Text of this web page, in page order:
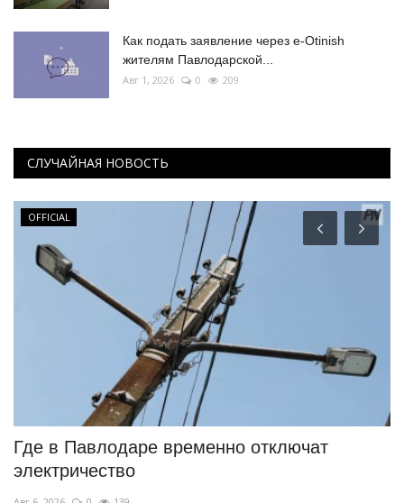
Как подать заявление через e-Otinish
жителям Павлодарской...
Авг 1, 2026 0 209
СЛУЧАЙНАЯ НОВОСТЬ
OFFICIAL
Где в Павлодаре временно отключат
электричество